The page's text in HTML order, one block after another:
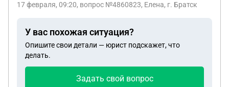
против продажи что мне нужно делать или
17 февраля, 09:20, вопрос №4860823, Елена, г. Братск
У вас похожая ситуация?
Опишите свои детали — юрист подскажет, что
делать.
Задать свой вопрос